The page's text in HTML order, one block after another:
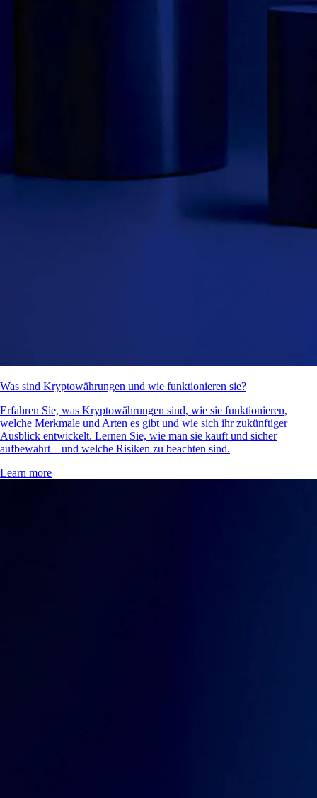
Was sind Kryptowährungen und wie funktionieren sie?
Erfahren Sie, was Kryptowährungen sind, wie sie funktionieren,
welche Merkmale und Arten es gibt und wie sich ihr zukünftiger
Ausblick entwickelt. Lernen Sie, wie man sie kauft und sicher
aufbewahrt – und welche Risiken zu beachten sind.
Learn more